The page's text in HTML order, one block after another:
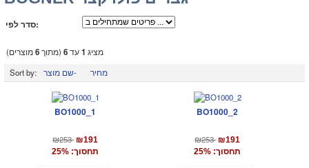
סדר לפי:
מציג 1עד6 (מתוך6מוצרים)
Sort by:
שם מוצר- מחיר
BO1000_1
₪253 ₪191
תחסוך: 25%
BO1000_2
₪253 ₪191
תחסוך: 25%